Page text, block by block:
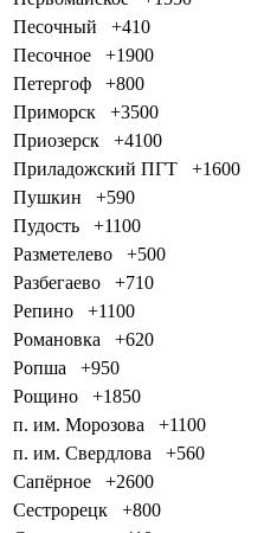
Песочный
+410
Песочное
+1900
Петергоф
+800
Приморск
+3500
Приозерск
+4100
Приладожский ПГТ
+1600
Пушкин
+590
Пудость
+1100
Разметелево
+500
Разбегаево
+710
Репино
+1100
Романовка
+620
Ропша
+950
Рощино
+1850
п. им. Морозова
+1100
п. им. Свердлова
+560
Сапёрное
+2600
Сестрорецк
+800